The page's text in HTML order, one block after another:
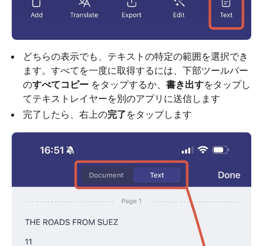
どちらの表示でも、テキストの特定の範囲を選択でき
ます。すべてを一度に取得するには、下部ツールバー
のすべてコピー をタップするか、 書き出すをタップし
てテキストレイヤーを別のアプリに送信します
完了したら、右上の完了をタップします